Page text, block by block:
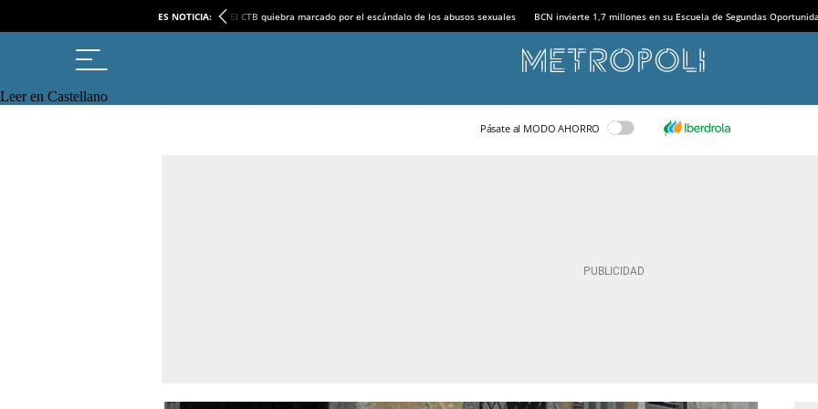
ES NOTICIA: El CTB quiebra marcado por el escándalo de los abusos sexuales BCN invierte 1,7 millones en su Escuela de Segundas
Leer en Castellano
Pásate al MODO AHORRO